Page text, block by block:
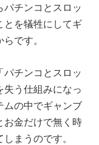
チンコとスロッ
とを犠牲にしてギ
です。
チンコとスロッ
失う仕組みになっ
ムの中でギャンブ
お金だけで無く時
まうのです。